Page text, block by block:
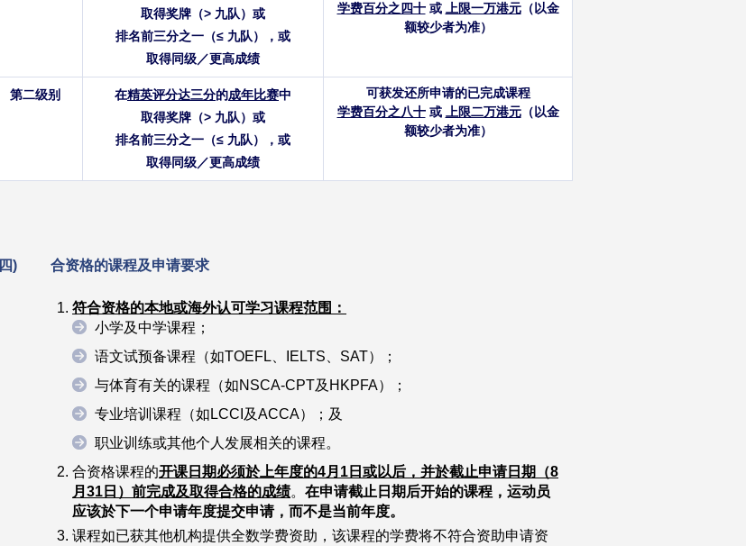
取得奖牌（> 九队）或
排名前三分之一（≤ 九队），或
取得同级／更高成绩
学费百分之四十或 上限一万港元（以金
额较少者为准）
第二级别 在精英评分达三分的成年比赛中
取得奖牌（> 九队）或
排名前三分之一（≤ 九队），或
取得同级／更高成绩
可获发还所申请的已完成课程
学费百分之八十或 上限二万港元（以金
额较少者为准）
四) 合资格的课程及申请要求
符合资格的本地或海外认可学习课程范围：
小学及中学课程；
语文试预备课程（如TOEFL、IELTS、SAT）；
与体育有关的课程（如NSCA-CPT及HKPFA）；
专业培训课程（如LCCI及ACCA）；及
职业训练或其他个人发展相关的课程。
合资格课程的开课日期必须於上年度的4月1日或以后，并於截止申请日期（8
月31日）前完成及取得合格的成绩。 在申请截止日期后开始的课程，运动员
应该於下一个申请年度提交申请，而不是当前年度。
课程如已获其他机构提供全数学费资助，该课程的学费将不符合资助申请资